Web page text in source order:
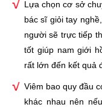
Lựa chọn cơ sở
bác sĩ giỏi tay
người sẽ trực tiếp
tốt giúp nam giới
rất lớn đến kết quả
Viêm bao quy đầu
khác nhau nên